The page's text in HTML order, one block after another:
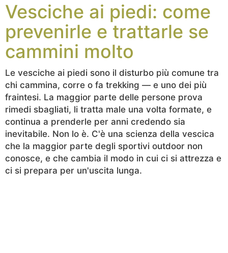
Vesciche ai piedi: come
prevenirle e trattarle se
cammini molto
Le vesciche ai piedi sono il disturbo più comune tra
chi cammina, corre o fa trekking — e uno dei più
fraintesi. La maggior parte delle persone prova
rimedi sbagliati, li tratta male una volta formate, e
continua a prenderle per anni credendo sia
inevitabile. Non lo è. C'è una scienza della vescica
che la maggior parte degli sportivi outdoor non
conosce, e che cambia il modo in cui ci si attrezza e
ci si prepara per un'uscita lunga.